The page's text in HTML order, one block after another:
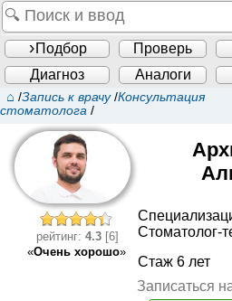
Подбор Проверь
Диагноз
Аналоги
⌂ /Запись к врачу/Консультация
стоматолога /
рейтинг: 4.3 [6]
«Очень хорошо»
Стоматолог-
Стаж 6 лет
Записаться